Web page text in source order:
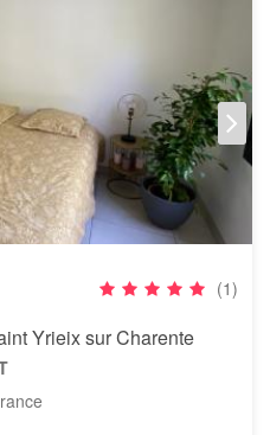
(1)
Yrieix sur Charente